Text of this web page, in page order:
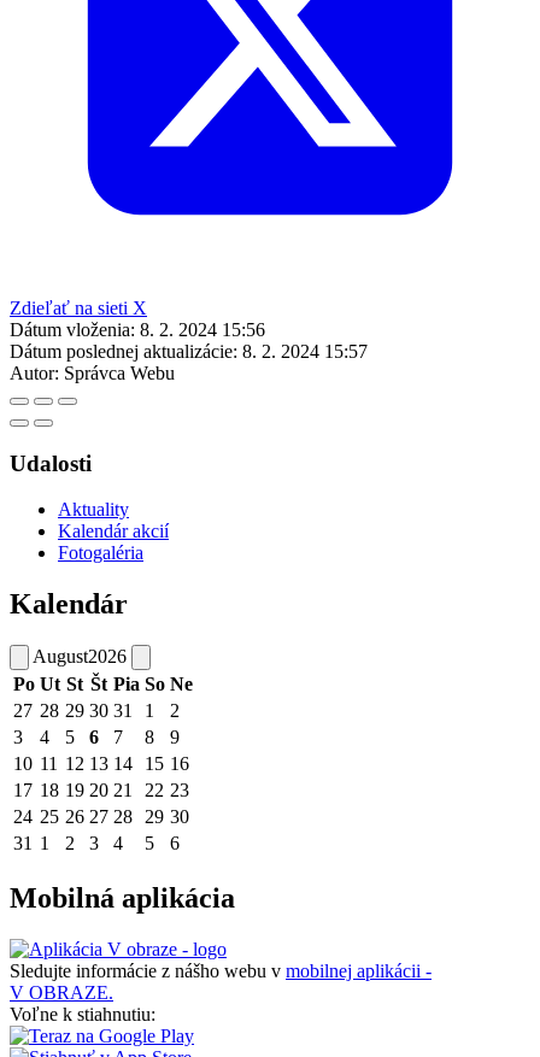
Zdieľať na sieti X
Dátum vloženia: 8. 2. 2024 15:56
Dátum poslednej aktualizácie: 8. 2. 2024 15:57
Autor: Správca Webu
Udalosti
Aktuality
Kalendár akcií
Fotogaléria
Kalendár
August2026
Po Ut St Št Pia So Ne
27 28 29 30 31 1
2
3
4 5 6 7 8
9
10 11 12 13 14 15 16
17 18 19 20 21 22 23
24 25 26 27 28 29 30
31 1 2 3 4 5 6
Mobilná aplikácia
Sledujte informácie z nášho webu v mobilnej aplikácii -
V OBRAZE.
Voľne k stiahnutiu: